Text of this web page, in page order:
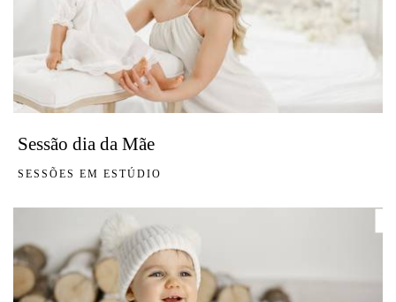
Sessão dia da Mãe
SESSÕES EM ESTÚDIO